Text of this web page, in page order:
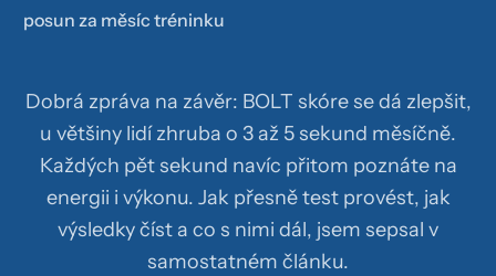
posun za měsíc tréninku
Dobrá zpráva na závěr: BOLT skóre se dá zlepšit,
u většiny lidí zhruba o 3 až 5 sekund měsíčně.
Každých pět sekund navíc přitom poznáte na
energii i výkonu. Jak přesně test provést, jak
výsledky číst a co s nimi dál, jsem sepsal v
samostatném článku.